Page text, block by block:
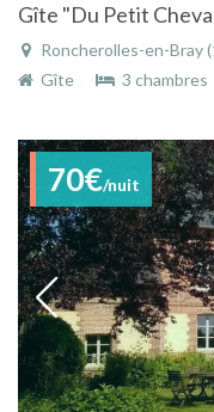
Roncherolles-en-Bray (15 km),
Gîte
3 chambres
70€/nuit